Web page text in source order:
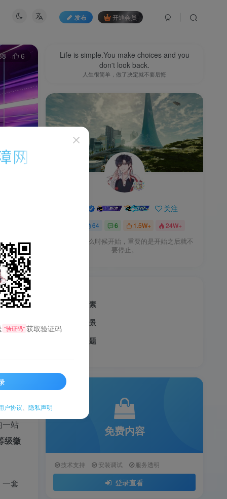
发布 开通会员
6
私信
一站
级徽
套
Life is simple.You make choices and you
don't look back.
人生很简单，做了决定就不要后悔
关注
64 6 1.5W+ 24W+
不论你在什么时候开始，重要的是开始之后就不
要停止。
核心元素
适用场景
常见问题
免费内容
技术支持 安装调试 服务透明
登录查看
“验证码” 获取验证码
户协议 隐私声明